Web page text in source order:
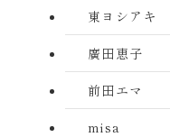
東ヨシアキ
廣田恵子
前田エマ
misa